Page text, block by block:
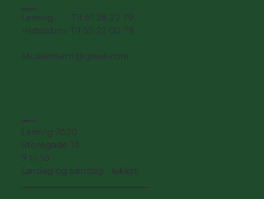
Camping
CONTACT
Lemvig: Tlf 61 28 22 79
Holstebro: Tlf 55 22 00 78
Molliamtent@gmail.com
Adresse
Lemvig 7620
Storegade 15
9 til 16
Lørdag og søndag - lukket